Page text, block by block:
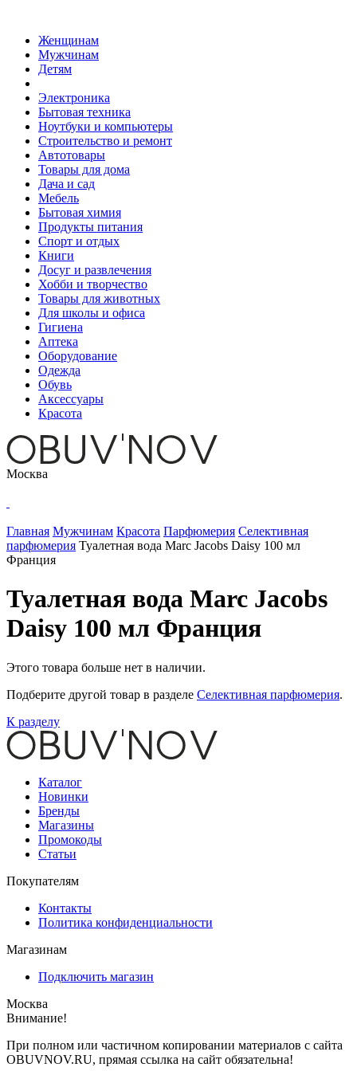
Женщинам
Мужчинам
Детям
Электроника
Бытовая техника
Ноутбуки и компьютеры
Строительство и ремонт
Автотовары
Товары для дома
Дача и сад
Мебель
Бытовая химия
Продукты питания
Спорт и отдых
Книги
Досуг и развлечения
Хобби и творчество
Товары для животных
Для школы и офиса
Гигиена
Аптека
Оборудование
Одежда
Обувь
Аксессуары
Красота
Москва
Главная Мужчинам Красота Парфюмерия Селективная
парфюмерия Туалетная вода Marc Jacobs Daisy 100 мл
Франция
Туалетная вода Marc Jacobs
Daisy 100 мл Франция
Этого товара больше нет в наличии.
Подберите другой товар в разделе Селективная парфюмерия.
К разделу
Каталог
Новинки
Бренды
Магазины
Промокоды
Статьи
Покупателям
Контакты
Политика конфиденциальности
Магазинам
Подключить магазин
Москва
Внимание!
При полном или частичном копировании материалов с сайта
OBUVNOV.RU, прямая ссылка на сайт обязательна!